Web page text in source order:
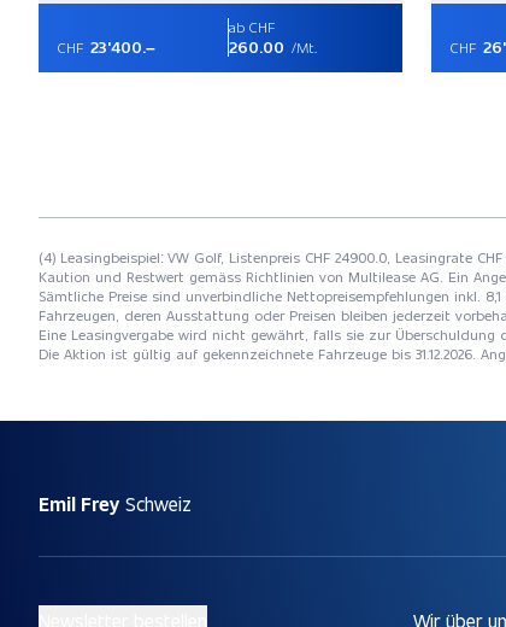
CHF 23'400.–
ab CHF
260.00 /Mt. CHF
(4) Leasingbeispiel: VW Golf, Listenpreis CHF 24900.0, Leasingrate
Kaution und Restwert gemäss Richtlinien von Multilease AG. Ein
Sämtliche Preise sind unverbindliche Nettopreisempfehlungen inkl.
Fahrzeugen, deren Ausstattung oder Preisen bleiben jederzeit
Eine Leasingvergabe wird nicht gewährt, falls sie zur Überschuldung
Die Aktion ist gültig auf gekennzeichnete Fahrzeuge bis 31.12.2026.
Emil Frey Schweiz
Wir über